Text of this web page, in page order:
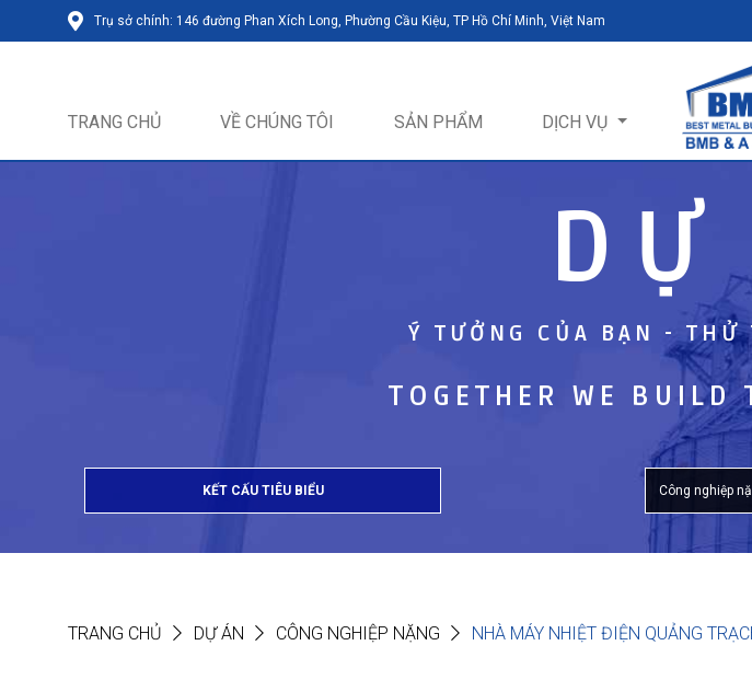
Trụ sở chính: 146 đường Phan Xích Long, Phường Cầu Kiệu, TP Hồ Chí Minh, Việt Nam
TRANG CHỦ VỀ CHÚNG TÔI SẢN PHẨM DỊCH VỤ
Ý TƯỞNG CỦA BẠN - THỬ
TOGETHER WE BUILD
KẾT CẤU TIÊU BIỂU Công nghiệp
TRANG CHỦ DỰ ÁN CÔNG NGHIỆP NẶNG NHÀ MÁY NHIỆT ĐIỆN QUẢNG